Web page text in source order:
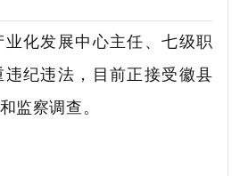
化发展中心主任、七级职
违纪违法，目前正接受徽县
监察调查。